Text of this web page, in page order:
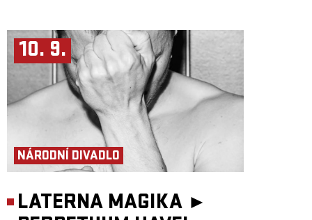
10. 9.
NÁRODNÍ DIVADLO
LATERNA MAGIKA ►